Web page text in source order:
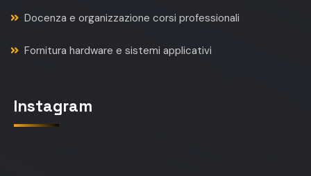
Docenza e organizzazione corsi professionali
Fornitura hardware e sistemi applicativi
Instagram